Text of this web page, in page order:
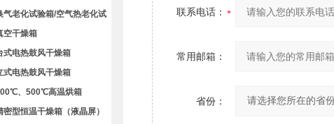
气老化试验箱/空气热老化试
箱
空干燥箱
式电热鼓风干燥箱
式电热鼓风干燥箱
、500℃高温烘箱
密型恒温干燥箱（液晶屏）
联系电话：
常用邮箱：
省份：